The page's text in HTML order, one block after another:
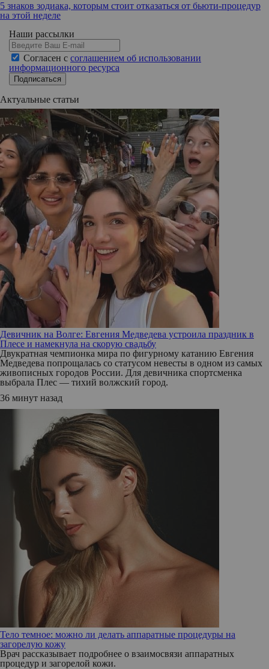
5 знаков зодиака, которым стоит отказаться от бьюти-процедур
на этой неделе
Наши рассылки
Согласен с соглашением об использовании
информационного ресурса
Подписаться
Актуальные статьи
Девичник на Волге: Евгения Медведева устроила праздник в
Плесе и намекнула на скорую свадьбу
Двукратная чемпионка мира по фигурному катанию Евгения
Медведева попрощалась со статусом невесты в одном из самых
живописных городов России. Для девичника спортсменка
выбрала Плес — тихий волжский город.
36 минут назад
Тело темное: можно ли делать аппаратные процедуры на
загорелую кожу
Врач рассказывает подробнее о взаимосвязи аппаратных
процедур и загорелой кожи.